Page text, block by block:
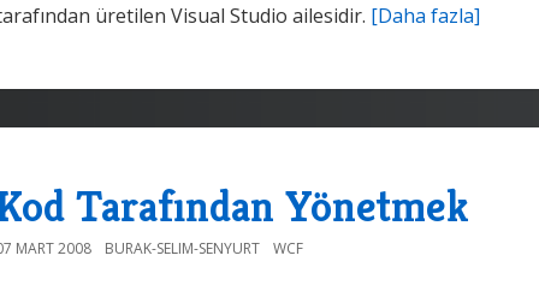
üretilen Visual Studio ailesidir. [Daha fazla]
Tarafından Yönetmek
MART 2008 BURAK-SELIM-SENYURT WCF